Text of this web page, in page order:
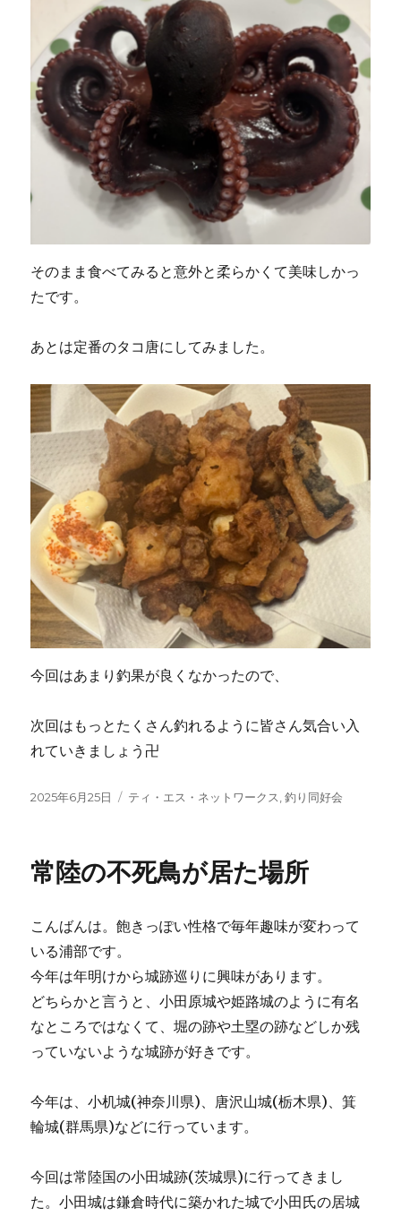
そのまま食べてみると意外と柔らかくて美味しかっ
たです。
あとは定番のタコ唐にしてみました。
今回はあまり釣果が良くなかったので、
次回はもっとたくさん釣れるように皆さん気合い入
れていきましょう卍
投
2025年6月25日
カ
ー
ティ・エス・ネットワークス ,釣り同好会
常陸の不死鳥が居た場所
こんばんは。飽きっぽい性格で毎年趣味が変わって
いる浦部です。
今年は年明けから城跡巡りに興味があります。
どちらかと言うと、小田原城や姫路城のように有名
なところではなくて、堀の跡や土塁の跡などしか残
っていないような城跡が好きです。
今年は、小机城(神奈川県)、唐沢山城(栃木県)、箕
輪城(群馬県)などに行っています。
今回は常陸国の小田城跡(茨城県)に行ってきまし
た。小田城は鎌倉時代に築かれた城で小田氏の居城